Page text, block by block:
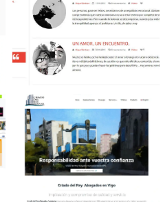
Diseño web Blog personal